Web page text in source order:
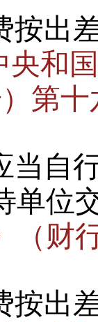
按出
央和
第十
当自
单位
（财
按出